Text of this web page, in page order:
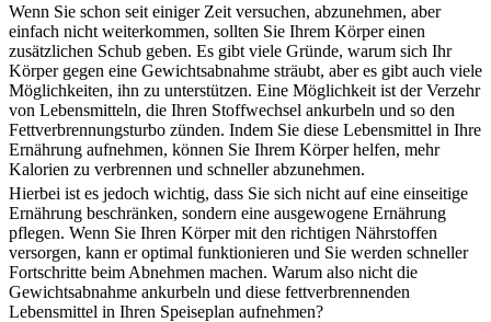
Wenn Sie schon seit einiger Zeit versuchen, abzunehmen, aber
einfach nicht weiterkommen, sollten Sie Ihrem Körper einen
zusätzlichen Schub geben. Es gibt viele Gründe, warum sich Ihr
Körper gegen eine Gewichtsabnahme sträubt, aber es gibt auch viele
Möglichkeiten, ihn zu unterstützen. Eine Möglichkeit ist der Verzehr
von Lebensmitteln, die Ihren Stoffwechsel ankurbeln und so den
Fettverbrennungsturbo zünden. Indem Sie diese Lebensmittel in Ihre
Ernährung aufnehmen, können Sie Ihrem Körper helfen, mehr
Kalorien zu verbrennen und schneller abzunehmen.
Hierbei ist es jedoch wichtig, dass Sie sich nicht auf eine einseitige
Ernährung beschränken, sondern eine ausgewogene Ernährung
pflegen. Wenn Sie Ihren Körper mit den richtigen Nährstoffen
versorgen, kann er optimal funktionieren und Sie werden schneller
Fortschritte beim Abnehmen machen. Warum also nicht die
Gewichtsabnahme ankurbeln und diese fettverbrennenden
Lebensmittel in Ihren Speiseplan aufnehmen?